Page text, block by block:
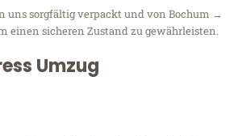
uns sorgfältig verpackt und von Bochum →
einen sicheren Zustand zu gewährleisten.
Umzug